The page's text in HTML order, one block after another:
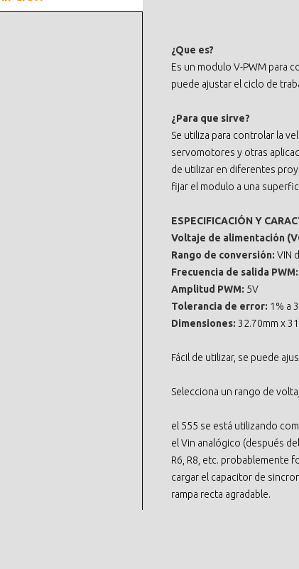
¿Que es?
Es un modulo V-PWM para
puede ajustar el ciclo de
¿Para que sirve?
Se utiliza para controlar la
servomotores y otras
de utilizar en diferentes
fijar el modulo a una
ESPECIFICACIÓN Y
Voltaje de alimentación
Rango de conversión: VIN
Frecuencia de salida PWM:
Amplitud PWM: 5V
Tolerancia de error: 1% a
Dimensiones: 32.70mm x
Fácil de utilizar, se puede
Selecciona un rango de
el 555 se está utilizando
el Vin analógico (después
R6, R8, etc. probablemente
cargar el capacitor de
rampa recta agradable.